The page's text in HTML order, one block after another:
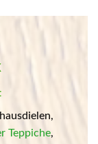
Teppiche,